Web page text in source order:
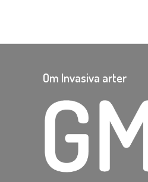
Om Invasiva arter